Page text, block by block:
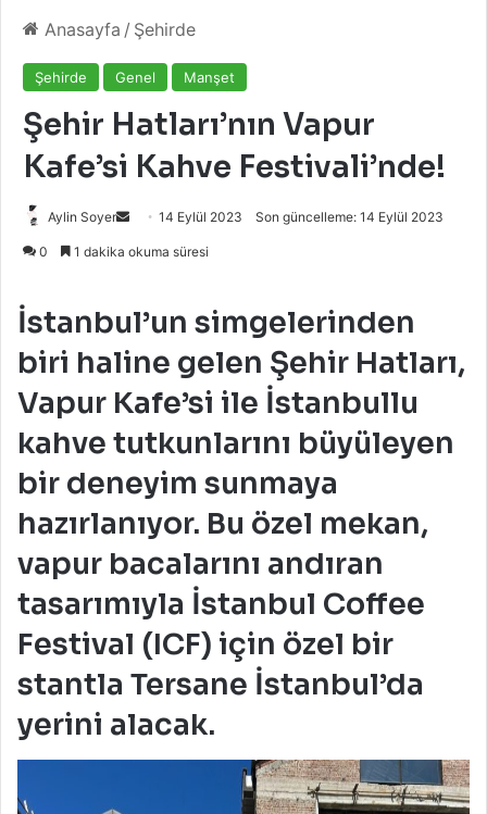
Anasayfa / Şehirde
Şehirde Genel Manşet
Şehir Hatları’nın Vapur
Kafe’si Kahve Festivali’nde!
Aylin Soyer
Bir
14 Eylül 2023 Son güncelleme: 14 Eylül 2023
0 1 dakika okuma süresi
İstanbul’un simgelerinden
biri haline gelen Şehir Hatları,
Vapur Kafe’si ile İstanbullu
kahve tutkunlarını büyüleyen
bir deneyim sunmaya
hazırlanıyor. Bu özel mekan,
vapur bacalarını andıran
tasarımıyla İstanbul Coffee
Festival (ICF) için özel bir
stantla Tersane İstanbul’da
yerini alacak.